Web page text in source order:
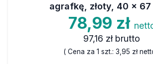
agrafkę, złoty, 40 x 67
78,99 zł
97,16 zł brutto
( Cena za 1 szt.: 3,95 zł